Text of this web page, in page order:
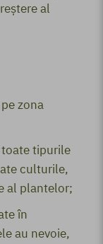
al
zona
tipurile
culturile,
al plantelor;
în
au nevoie,